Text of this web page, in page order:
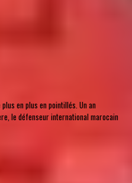
plus en plus en pointillés. Un an
le défenseur international marocain